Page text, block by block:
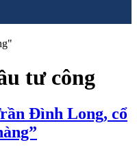
tư công
Đình Long, cổ